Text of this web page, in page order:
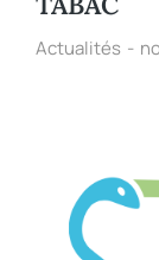
Actualités